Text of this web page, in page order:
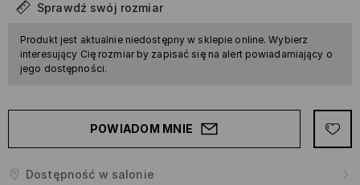
Sprawdź swój rozmiar
Produkt jest aktualnie niedostępny w sklepie online. Wybierz
interesujący Cię rozmiar by zapisać się na alert powiadamiający o
jego dostępności.
POWIADOM MNIE
Dostępność w salonie